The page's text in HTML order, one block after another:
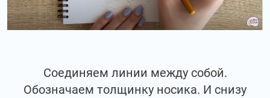
Соединяем линии между собой.
Обозначаем толщинку носика. И снизу